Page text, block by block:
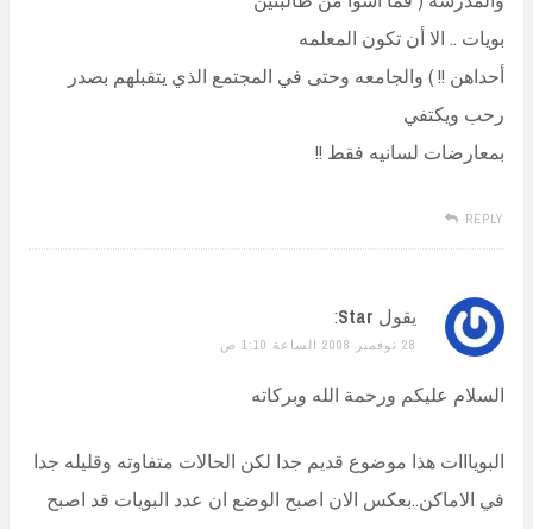
بويات .. الا أن تكون المعلمه
أحداهن !! ) والجامعه وحتى في المجتمع الذي يتقبلهم بصدر
رحب ويكتفي
بمعارضات لسانيه فقط !!
REPLY
يقول Star
:
28 نوفمبر 2008 الساعة 1:10 ص
السلام عليكم ورحمة الله وبركاته
البويااات هذا موضوع قديم جدا لكن الحالات متفاوته وقليله جدا
في الاماكن..بعكس الان اصبح الوضع ان عدد البويات قد اصبح